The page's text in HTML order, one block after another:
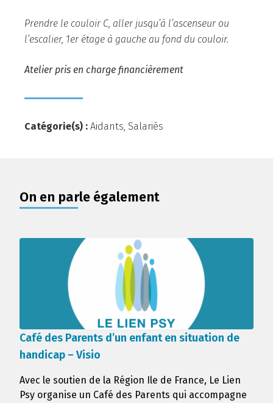
Prendre le couloir C, aller jusqu’à l’ascenseur ou
l’escalier, 1er étage à gauche au fond du couloir.
Atelier pris en charge financièrement
Catégorie(s) : Aidants, Salariés
On en parle également
Café des Parents d’un enfant en situation de
handicap – Visio
Avec le soutien de la Région Ile de France, Le Lien
Psy organise un Café des Parents qui accompagne